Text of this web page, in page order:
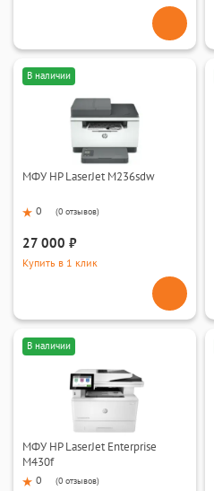
В наличии
МФУ HP LaserJet M236sdw
0 (0 отзывов)
27 000 ₽
Купить в 1 клик
В наличии
МФУ HP LaserJet Enterprise
M430f
0 (0 отзывов)